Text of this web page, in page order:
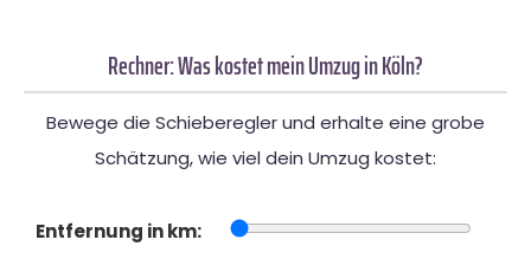
Rechner: Was kostet mein Umzug in Köln?
Bewege die Schieberegler und erhalte eine grobe
Schätzung, wie viel dein Umzug kostet:
Entfernung in km: